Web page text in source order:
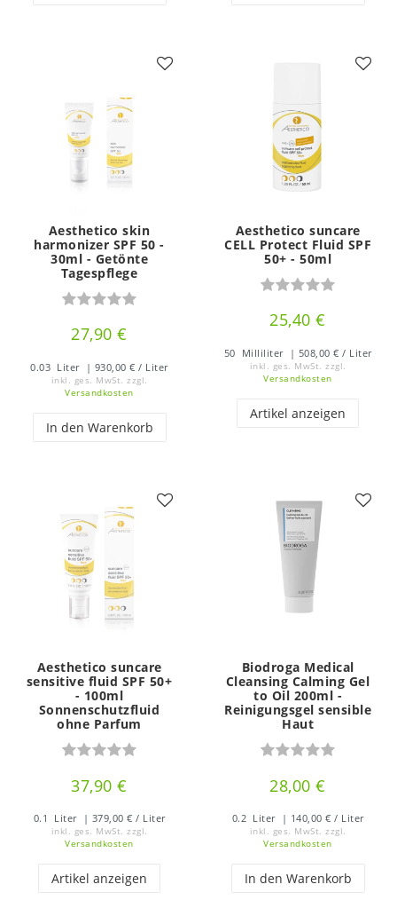
Aesthetico skin
harmonizer SPF 50 -
30ml - Getönte
Tagespflege
27,90 €
0.03 Liter | 930,00 € / Liter
inkl. ges. MwSt. zzgl.
Versandkosten
In den Warenkorb
Aesthetico suncare
CELL Protect Fluid SPF
50+ - 50ml
25,40 €
50 Milliliter | 508,00 € / Liter
inkl. ges. MwSt. zzgl.
Versandkosten
Artikel anzeigen
Aesthetico suncare
sensitive fluid SPF 50+
- 100ml
Sonnenschutzfluid
ohne Parfum
37,90 €
0.1 Liter | 379,00 € / Liter
inkl. ges. MwSt. zzgl.
Versandkosten
Artikel anzeigen
Biodroga Medical
Cleansing Calming Gel
to Oil 200ml -
Reinigungsgel sensible
Haut
28,00 €
0.2 Liter | 140,00 € / Liter
inkl. ges. MwSt. zzgl.
Versandkosten
In den Warenkorb